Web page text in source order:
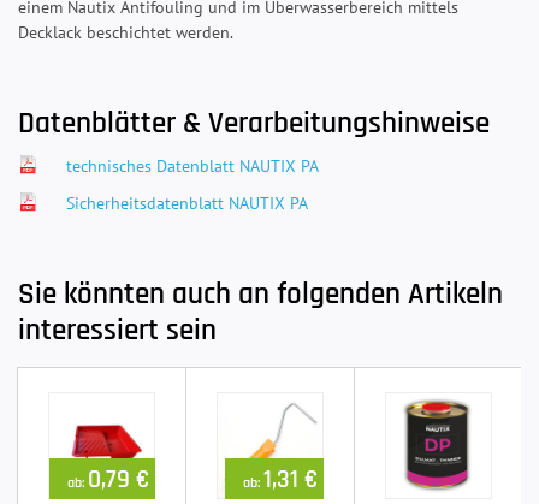
einem Nautix Antifouling und im Überwasserbereich mittels
Decklack beschichtet werden.
Datenblätter & Verarbeitungshinweise
technisches Datenblatt NAUTIX PA
Sicherheitsdatenblatt NAUTIX PA
Sie könnten auch an folgenden Artikeln
interessiert sein
ab: 0,79 € ab: 1,31 €